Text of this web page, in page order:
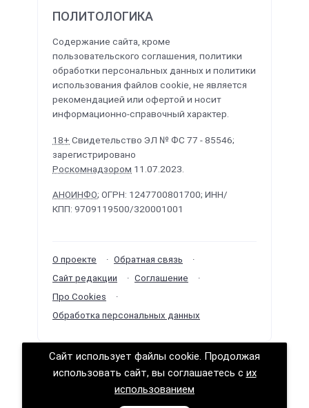
ПОЛИТОЛОГИКА
Содержание сайта, кроме
пользовательского соглашения, политики
обработки персональных данных и политики
использования файлов cookie, не является
рекомендацией или офертой и носит
информационно-справочный характер.
18+ Свидетельство ЭЛ № ФС 77 - 85546;
зарегистрировано
Роскомнадзором 11.07.2023.
АНОИНФО; ОГРН: 1247700801700; ИНН/
КПП: 9709119500/320001001
О проекте
Обратная связь
Сайт редакции
Соглашение
Про Cookies
Обработка персональных данных
Политологика ©2026 · Сделано вРунетЛаб –
Сайт использует файлы cookie. Продолжая
использовать сайт, вы соглашаетесь с их
использованием